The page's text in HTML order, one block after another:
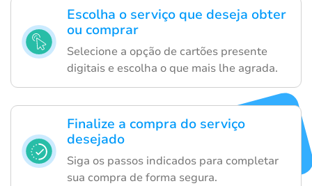
Escolha o serviço que deseja obter
ou comprar
Selecione a opção de cartões presente
digitais e escolha o que mais lhe agrada.
Finalize a compra do serviço
desejado
Siga os passos indicados para completar
sua compra de forma segura.